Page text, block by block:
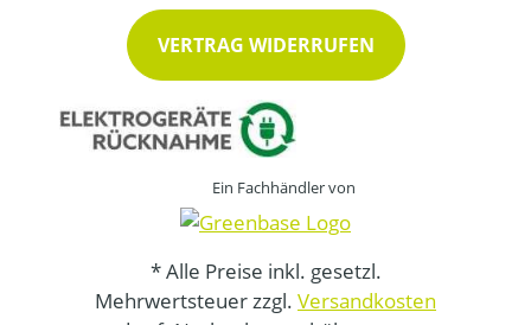
VERTRAG WIDERRUFEN
Ein Fachhändler von
* Alle Preise inkl. gesetzl.
Mehrwertsteuer zzgl. Versandkosten